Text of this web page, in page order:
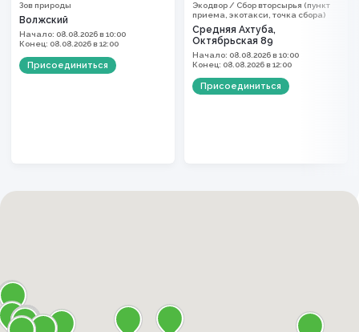
Зов природы
Волжский
Начало: 08.08.2026 в 10:00
Конец: 08.08.2026 в 12:00
Присоединиться
Экодвор / Сбор вторсырья (пункт
приема, экотакси, точка сбора)
Средняя Ахтуба,
Октябрьская 89
Начало: 08.08.2026 в 10:00
Конец: 08.08.2026 в 12:00
Присоединиться